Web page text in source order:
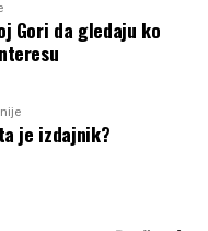
Gori da gledaju ko
je izdajnik?